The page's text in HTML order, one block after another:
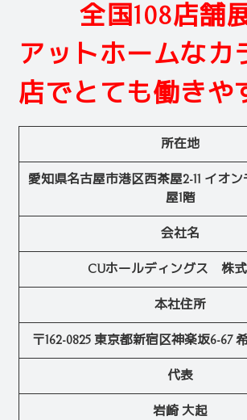
全国108店舗
アットホームなカ
店でとても働きや
所在地
愛知県名古屋市港区西茶屋2-11 イオ
屋1階
会社名
CUホールディングス 株
本社住所
〒162-0825 東京都新宿区神楽坂6-67
代表
岩崎 大起